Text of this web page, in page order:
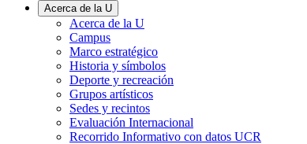
Acerca de la U
Acerca de la U
Campus
Marco estratégico
Historia y símbolos
Deporte y recreación
Grupos artísticos
Sedes y recintos
Evaluación Internacional
Recorrido Informativo con datos UCR